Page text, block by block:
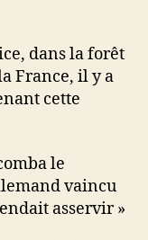
dans la forêt
France, il y a
cette
le
vaincu
asservir »